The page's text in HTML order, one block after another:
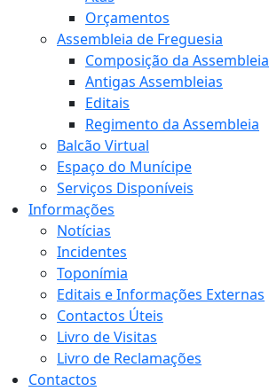
Orçamentos
Assembleia de Freguesia
Composição da Assembleia
Antigas Assembleias
Editais
Regimento da Assembleia
Balcão Virtual
Espaço do Munícipe
Serviços Disponíveis
Informações
Notícias
Incidentes
Toponímia
Editais e Informações Externas
Contactos Úteis
Livro de Visitas
Livro de Reclamações
Contactos